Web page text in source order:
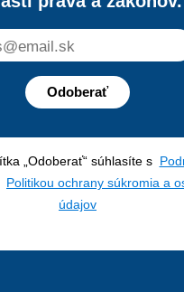
Odoberať
„Odoberať“ súhlasíte s
Politikou ochrany súkromia a
údajov